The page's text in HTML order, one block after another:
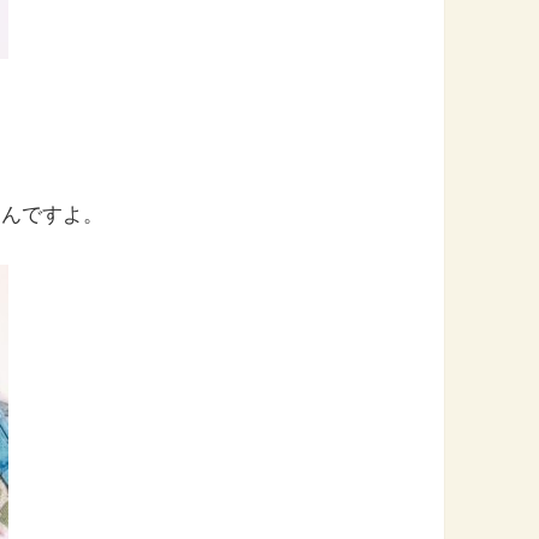
ですよ。